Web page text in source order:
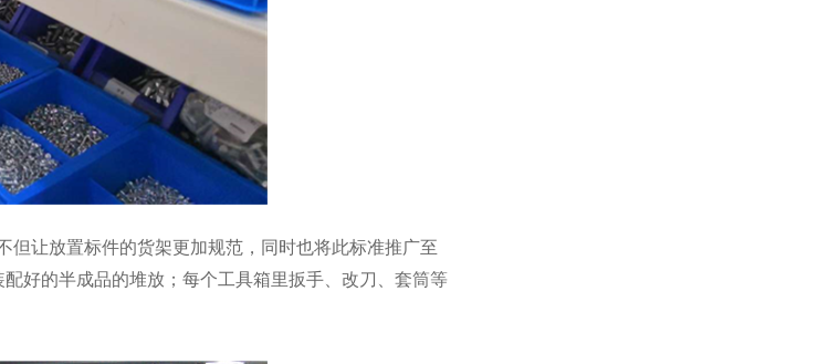
让放置标件的货架更加规范，同时也将此标准推广至
好的半成品的堆放；每个工具箱里扳手、改刀、套筒等